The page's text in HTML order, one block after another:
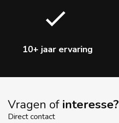
10+ jaar ervaring
Vragen of interesse?
Direct contact